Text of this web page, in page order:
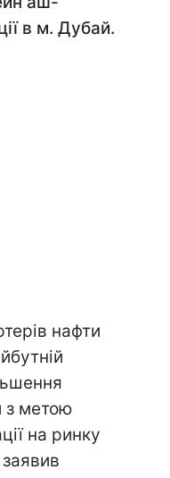
в м. Дубай.
нафти
з метою
на ринку